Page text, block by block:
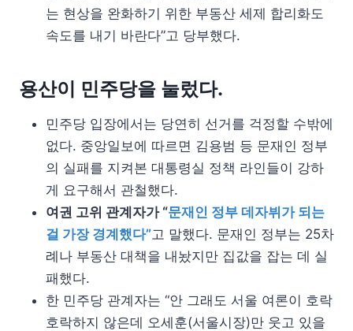
는 현상을 완화하기 위한 부동산 세제 합리화도
속도를 내기 바란다”고 당부했다.
용산이 민주당을 눌렀다.
민주당 입장에서는 당연히 선거를 걱정할 수밖에
없다. 중앙일보에 따르면 김용범 등 문재인 정부
의 실패를 지켜본 대통령실 정책 라인들이 강하
게 요구해서 관철했다.
여권 고위 관계자가 “문재인 정부 데자뷔가 되는
걸 가장 경계했다”고 말했다. 문재인 정부는 25차
례나 부동산 대책을 내놨지만 집값을 잡는 데 실
패했다.
한 민주당 관계자는 “안 그래도 서울 여론이 호락
호락하지 않은데 오세훈(서울시장)만 웃고 있을